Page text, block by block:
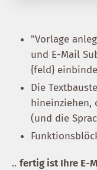
"Vorlage
und E-Mail
{feld}
Die
hineinziehen,
(und die
.. fertig ist Ihre E-